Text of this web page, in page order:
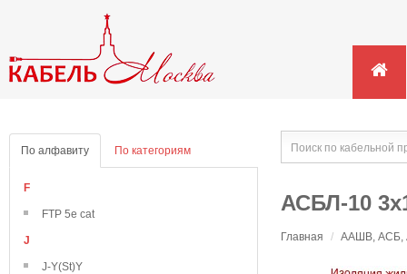
По алфавиту По категориям
F
FTP 5e cat
J
J-Y(St)Y
АСБЛ-10
Главная / ААШВ, АСБ,